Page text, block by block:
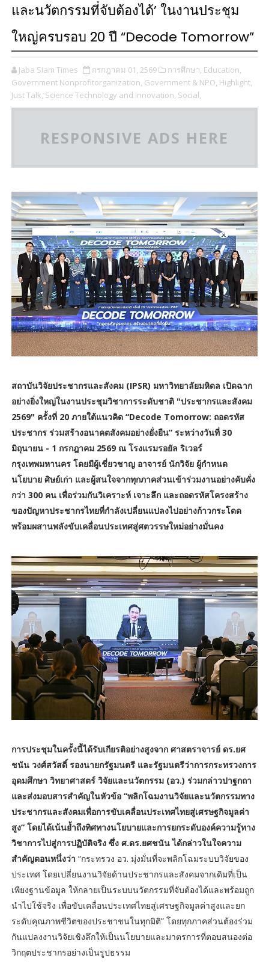
และนวัตกรรมที่จับต้องได้’ ในงานประชุม
ใหญ่ครบรอบ 20 ปี “Decode Tomorrow”
Jaba Siam Times กรกฎาคม 01, 2569 การศึกษา, Education,
Government Nonprofitorganization, Government & NPO, Highlight,
Just Talk, Science Technology and Innovation, Social,
RESPONSIVE ADS HERE
สถาบันวิจัยประชากรและสังคม (IPSR) มหาวิทยาลัยมหิดล เปิดฉาก
อย่างยิ่งใหญ่ในงานประชุมวิชาการระดับชาติ "ประชากรและสังคม
2569" ครั้งที่ 20 ภายใต้แนวคิด “Decode Tomorrow: ถอดรหัส
ประชากร ร่วมสร้างอนาคตสังคมอย่างยั่งยืน” ระหว่างวันที่ 30
มิถุนายน - 1 กรกฎาคม 2569 ณ โรงแรมรอยัล ริเวอร์
กรุงเทพมหานคร โดยมีผู้เชี่ยวชาญ อาจารย์ นักวิจัย ผู้กำหนด
นโยบาย ศิษย์เก่า และผู้สนใจจากทุกภาคส่วนเข้าร่วมงานอย่างคับคั่ง
กว่า 300 คน เพื่อร่วมกันวิเคราะห์ เจาะลึก และถอดรหัสโครงสร้าง
ของปัญหาประชากรไทยที่กำลังเปลี่ยนแปลงไปอย่างก้าวกระโดด
พร้อมผสานพลังขับเคลื่อนประเทศสู่ศตวรรษใหม่อย่างมั่นคง
การประชุมในครั้งนี้ได้รับเกียรติอย่างสูงจาก ศาสตราจารย์ ดร.ยศ
ชนัน วงศ์สวัสดิ์ รองนายกรัฐมนตรี และรัฐมนตรีว่าการกระทรวงการ
อุดมศึกษา วิทยาศาสตร์ วิจัยและนวัตกรรม (อว.) ร่วมกล่าวปาฐกถา
และส่งมอบสารสำคัญในหัวข้อ “พลิกโฉมงานวิจัยและนวัตกรรมทาง
ประชากรและสังคมเพื่อการขับเคลื่อนประเทศไทยสู่เศรษฐกิจมูลค่า
สูง” โดยได้เน้นย้ำถึงทิศทางนโยบายและการยกระดับองค์ความรู้ทาง
วิชาการไปสู่การปฏิบัติจริง ซึ่ง ศ.ดร.ยศชนัน ได้กล่าวในใจความ
สำคัญตอนหนึ่งว่า “กระทรวง อว. มุ่งมั่นที่จะพลิกโฉมระบบวิจัยของ
ประเทศ โดยเปลี่ยนงานวิจัยด้านประชากรและสังคมจากเดิมที่เป็น
เพียงฐานข้อมูล ให้กลายเป็นระบบนวัตกรรมที่จับต้องได้และพร้อมถูก
นำไปใช้จริง เพื่อขับเคลื่อนประเทศไทยสู่เศรษฐกิจมูลค่าสูงและยก
ระดับคุณภาพชีวิตของประชาชนในทุกมิติ” โดยทุกภาคส่วนต้องร่วม
กันแปลงงานวิจัยเชิงลึกให้เป็นนโยบายและมาตรการที่ตอบสนองต่อ
วิกฤตประชากรอย่างเป็นรูปธรรม